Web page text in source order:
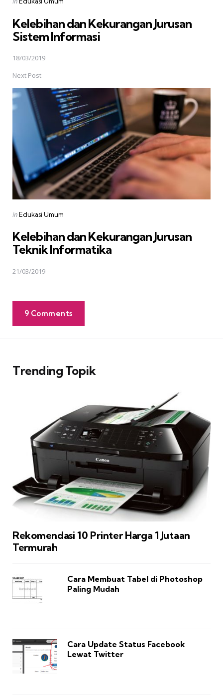
Kelebihan dan Kekurangan Jurusan
Sistem Informasi
18/03/2019
Next Post
Posted
inEdukasi Umum
Kelebihan dan Kekurangan Jurusan
Teknik Informatika
21/03/2019
9 Comments
Trending Topik
Rekomendasi 10 Printer Harga 1 Jutaan
Termurah
Cara Membuat Tabel di Photoshop
Paling Mudah
Cara Update Status Facebook
Lewat Twitter